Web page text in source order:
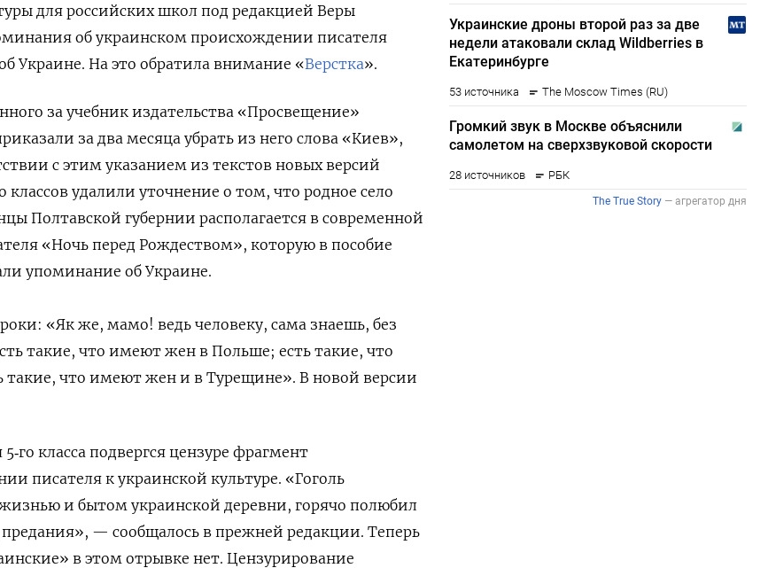
для российских школ под редакцией Веры
об украинском происхождении писателя
Украине. На это обратила внимание «Верстка».
за учебник издательства «Просвещение»
за два месяца убрать из него слова «Киев»,
с этим указанием из текстов новых версий
классов удалили уточнение о том, что родное село
Полтавской губернии располагается в современной
«Ночь перед Рождеством», которую в пособие
упоминание об Украине.
«Як же, мамо! ведь человеку, сама знаешь, без
такие, что имеют жен в Польше; есть такие, что
такие, что имеют жен и в Турещине». В новой версии
класса подвергся цензуре фрагмент
писателя к украинской культуре. «Гоголь
и бытом украинской деревни, горячо полюбил
— сообщалось в прежней редакции. Теперь
в этом отрывке нет. Цензурирование